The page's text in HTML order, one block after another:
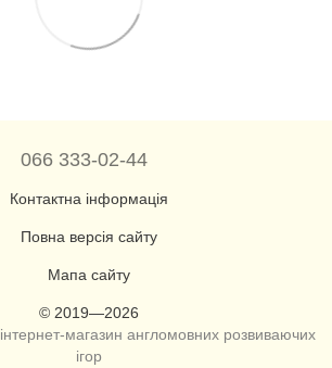
066 333-02-44
Контактна інформація
Повна версія сайту
Мапа сайту
© 2019—2026
інтернет-магазин англомовних розвиваючих
ігор